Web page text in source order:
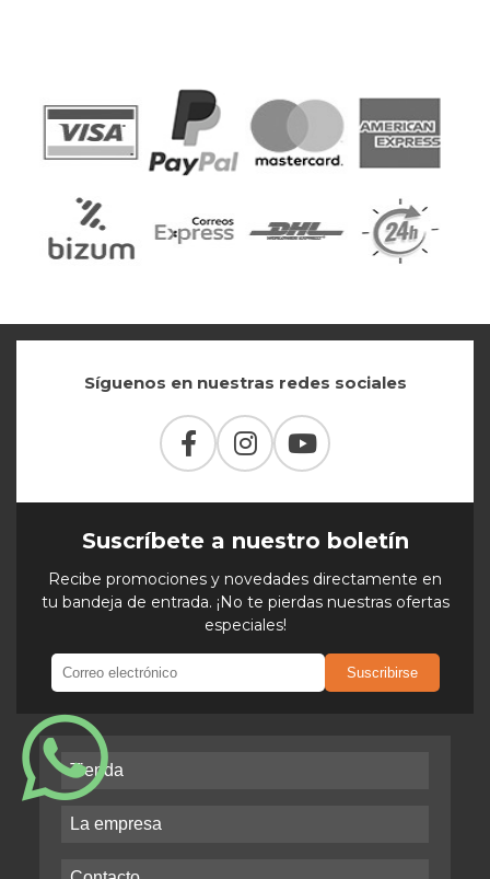
Síguenos en nuestras redes sociales
Suscríbete a nuestro boletín
Recibe promociones y novedades directamente en
tu bandeja de entrada. ¡No te pierdas nuestras ofertas
especiales!
Suscribirse
Tienda
La empresa